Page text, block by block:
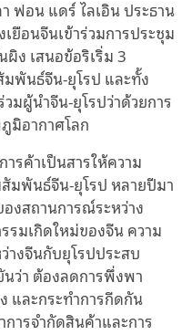
ฟอน แดร์ ไลเอิน ประธาน
ยือนจีนเข้าร่วมการประชุม
ง เสนอข้อริเริ่ม 3
พันธ์จีน-ยุโรป และทั้ง
มผู้นำจีน-ยุโรปว่าด้วยการ
มิอากาศโลก
รค้าเป็นสารให้ความ
มพันธ์จีน-ยุโรป หลายปีมา
งสถานการณ์ระหว่าง
มเกิดใหม่ของจีน ความ
างจีนกับยุโรปประสบ
ว่า ต้องลดการพึ่งพา
และกระทำการกีดกัน
ารจำกัดสินค้าและการ